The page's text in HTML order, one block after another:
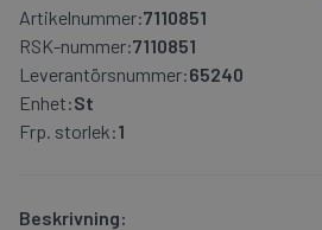
Artikelnummer:7110851
RSK-nummer:7110851
Leverantörsnummer:65240
Enhet:St
Frp. storlek:1
Beskrivning: